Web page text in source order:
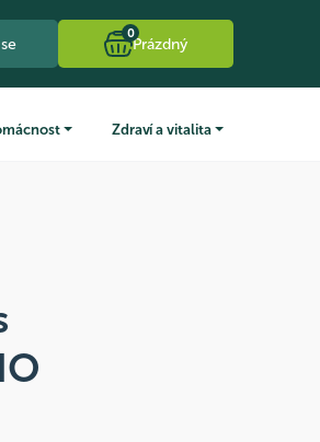
0
Prázdný
Zdraví a vitalita